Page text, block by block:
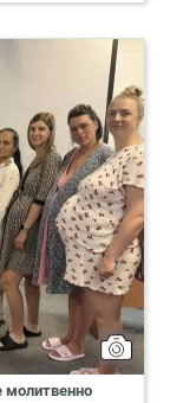
молитвенно